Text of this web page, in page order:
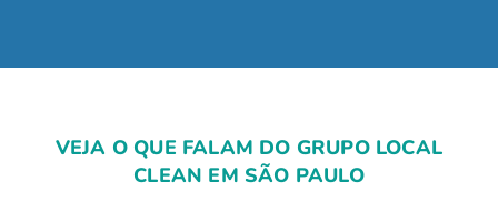
VEJA O QUE FALAM DO GRUPO LOCAL
CLEAN EM SÃO PAULO